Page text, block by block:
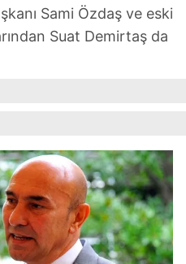
Sami Özdaş ve eski
Suat Demirtaş da